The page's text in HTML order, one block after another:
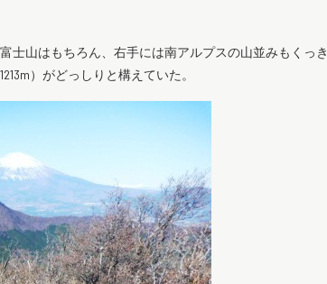
士山はもちろん、右手には南アルプスの山並みもくっき
）がどっしりと構えていた。